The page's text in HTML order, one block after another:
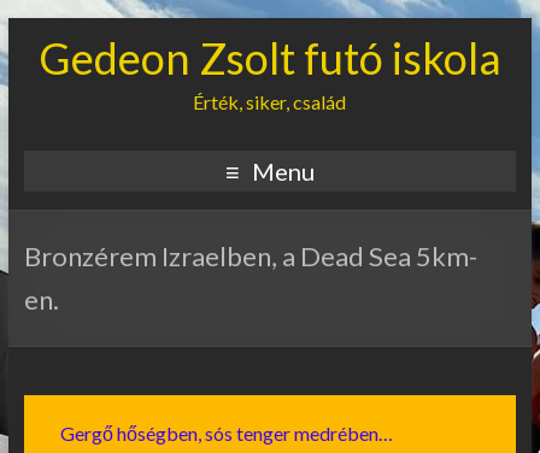
Gedeon Zsolt futó iskola
Érték, siker, család
Menu
Bronzérem Izraelben, a Dead Sea 5km-
en.
Gergő hőségben, sós tenger medrében…